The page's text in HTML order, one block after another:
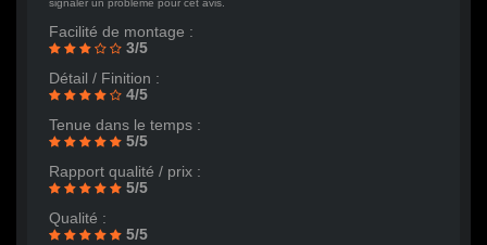
signaler un problème pour cet avis.
Facilité de montage :
3/5
Détail / Finition :
4/5
Tenue dans le temps :
5/5
Rapport qualité / prix :
5/5
Qualité :
5/5